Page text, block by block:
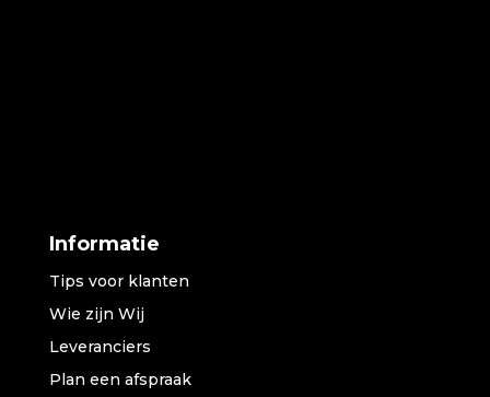
Informatie
Tips voor klanten
Wie zijn Wij
Leveranciers
Plan een afspraak